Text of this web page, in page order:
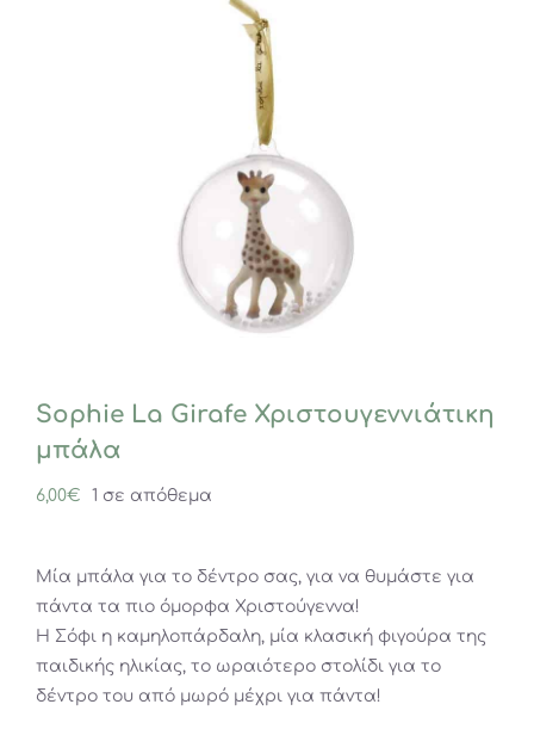
Sophie La Girafe Χριστουγεννιάτικη
μπάλα
6,00€ 1 σε απόθεμα
Μία μπάλα για το δέντρο σας, για να θυμάστε για
πάντα τα πιο όμορφα Χριστούγεννα!
Η Σόφι η καμηλοπάρδαλη, μία κλασική φιγούρα της
παιδικής ηλικίας, το ωραιότερο στολίδι για το
δέντρο του από μωρό μέχρι για πάντα!